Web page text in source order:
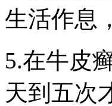
生活作息
5.在牛皮
天到五次